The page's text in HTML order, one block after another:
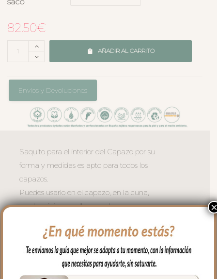
82.50€
AÑADIR AL CARRITO
Envíos y Devoluciones
Saquito para el interior del Capazo por su
forma y medidas es apto para todos los
capazos.
Puedes usarlo en el capazo, en la cuna,
en el moisés, para llevar en brazos…
en la zona de cabecita va abierto, apto
para todo tipo de capazos.
En los laterales va cerrado con botones y
en la parte de abajo con doble cremallera
×